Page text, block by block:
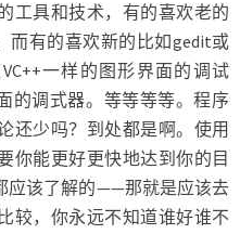
工具和技术，有的喜欢老的
而有的喜欢新的比如gedit或
一样的图形界面的调试
的调式器。等等等等。程序
还少吗？到处都是啊。使用
你能更好更快地达到你的目
应该了解的——那就是应该去
较，你永远不知道谁好谁不